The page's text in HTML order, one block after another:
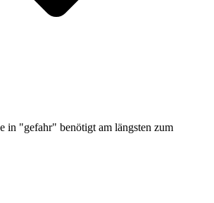
in "gefahr" benötigt am längsten zum